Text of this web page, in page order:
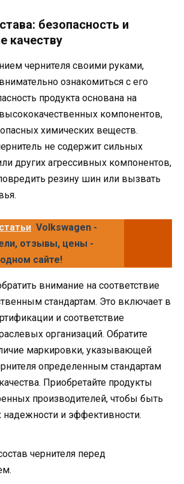
безопасность и
качеству
чернителя своими руками,
ознакомиться с его
продукта основана на
компонентов,
химических веществ.
не содержит сильных
других агрессивных компонентов,
резину шин или вызвать
Volkswagen -
отзывы, цены -
сайте!
внимание на соответствие
стандартам. Это включает в
и соответствие
организаций. Обратите
маркировки, указывающей
определенным стандартам
Приобретайте продукты
производителей, чтобы быть
и эффективности.
чернителя перед